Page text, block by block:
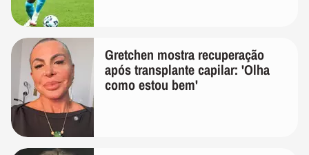
Gretchen mostra recuperação
após transplante capilar: 'Olha
como estou bem'